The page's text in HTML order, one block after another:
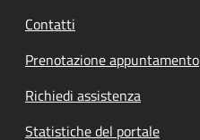
Contatti
Prenotazione appuntamento
Richiedi assistenza
Statistiche del portale